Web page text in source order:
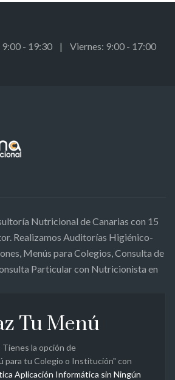
9:00 - 19:30 | Viernes: 9:00 - 17:00
Nutricional de Canarias con 15
Realizamos Auditorías Higiénico-
Menús para Colegios, Consulta de
Particular con Nutricionista en
Tu Menú
Tienes la opción de
para tu Colegio o Institución" con
Aplicación Informática sin Ningún